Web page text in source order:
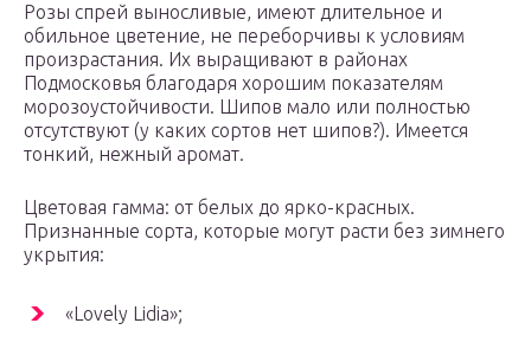
Розы спрей выносливые, имеют длительное и
обильное цветение, не переборчивы к условиям
произрастания. Их выращивают в районах
Подмосковья благодаря хорошим показателям
морозоустойчивости. Шипов мало или полностью
отсутствуют (у каких сортов нет шипов?). Имеется
тонкий, нежный аромат.
Цветовая гамма: от белых до ярко-красных.
Признанные сорта, которые могут расти без зимнего
укрытия:
«Lovely Lidia»;